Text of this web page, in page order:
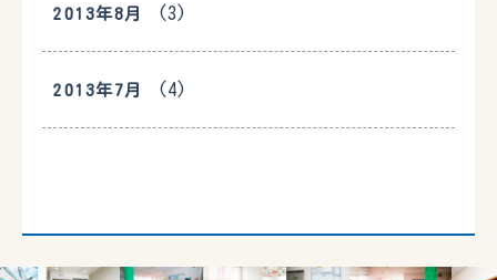
2013年8月 (3)
2013年7月 (4)